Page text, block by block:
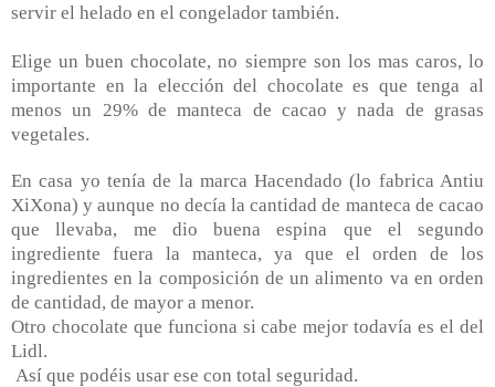
servir el helado en el congelador también.
Elige un buen chocolate, no siempre son los mas caros, lo
importante en la elección del chocolate es que tenga al
menos un 29% de manteca de cacao y nada de grasas
vegetales.
En casa yo tenía de la marca Hacendado (lo fabrica Antiu
XiXona) y aunque no decía la cantidad de manteca de cacao
que llevaba, me dio buena espina que el segundo
ingrediente fuera la manteca, ya que el orden de los
ingredientes en la composición de un alimento va en orden
de cantidad, de mayor a menor.
Otro chocolate que funciona si cabe mejor todavía es el del
Lidl.
Así que podéis usar ese con total seguridad.